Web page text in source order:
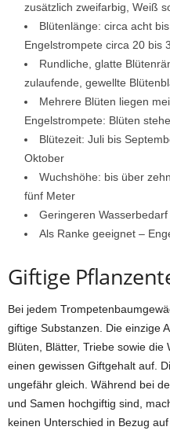
zusätzlich zweifarbig, Weiß
Blütenlänge: circa acht
Engelstrompete circa 20 bis
Rundliche, glatte
zulaufende, gewellte
Mehrere Blüten liegen
Engelstrompete: Blüten
Blütezeit: Juli bis
Oktober
Wuchshöhe: bis über
fünf Meter
Geringeren
Als Ranke geeignet –
Giftige
Bei jedem
giftige Substanzen. Die einzige
Blüten, Blätter, Triebe sowie
einen gewissen Giftgehalt auf.
ungefähr gleich. Während bei
und Samen hochgiftig sind,
keinen Unterschied in Bezug